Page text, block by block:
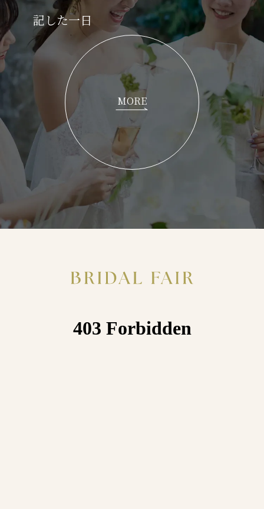
記した一日
MORE